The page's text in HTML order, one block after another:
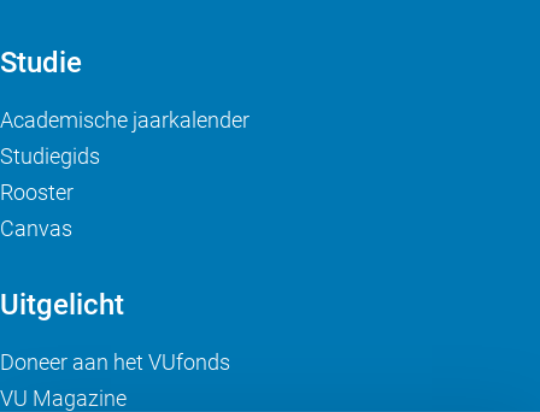
Studie
Academische jaarkalender
Studiegids
Rooster
Canvas
Uitgelicht
Doneer aan het VUfonds
VU Magazine